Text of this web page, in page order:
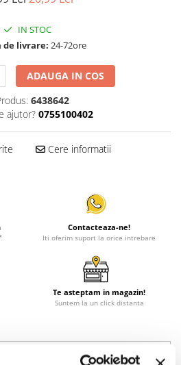
IN STOC
de livrare: 24-72ore
ADAUGA IN COS
6438642
ajutor? 0755100402
Cere informatii
Contacteaza-ne!
Iti oferim suport la orice intrebare
Te asteptam in magazin!
Suntem la un click distanta